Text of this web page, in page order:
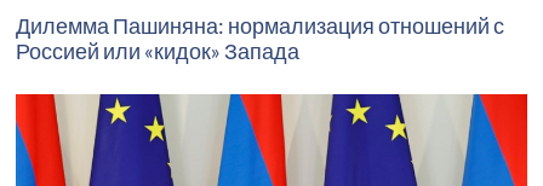
Дилемма Пашиняна: нормализация отношений с
Россией или «кидок» Запада